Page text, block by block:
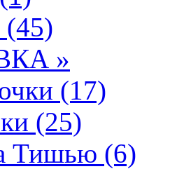
»
(17)
(25)
Тишью (6)